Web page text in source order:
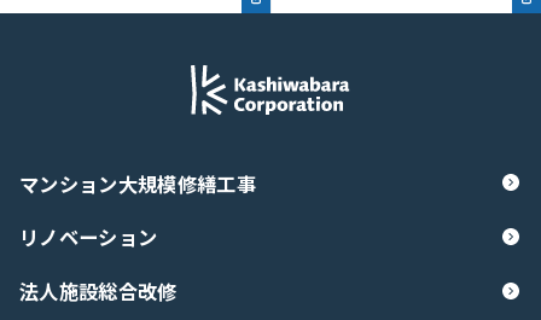
マンション大規模修繕工事
リノベーション
法人施設総合改修